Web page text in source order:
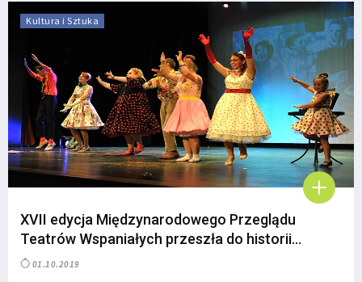
Kultura i Sztuka
XVII edycja Międzynarodowego Przeglądu
Teatrów Wspaniałych przeszła do historii…
01.10.2019